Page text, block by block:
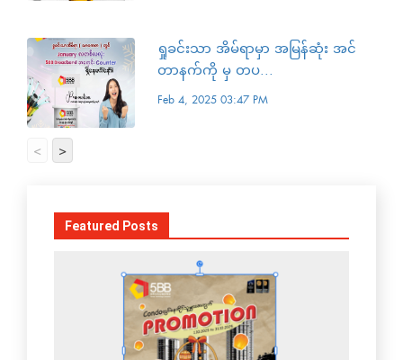
ရှုခင်းသာ အိမ်ရာမှာ အမြန်ဆုံး အင်
တာနက်ကို မှ တပ...
Feb 4, 2025 03:47 PM
< >
Featured Posts